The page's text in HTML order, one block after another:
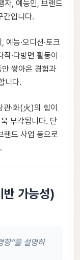
자, 예능인, 브랜드
간입니다.
예능·오디션·토크
·다방면 활동이
쌓아온 경험과
니다.
·화(火)의 힘이
부각됩니다. 단
랜드 사업 등으로
반 가능성)
향”을 설명하